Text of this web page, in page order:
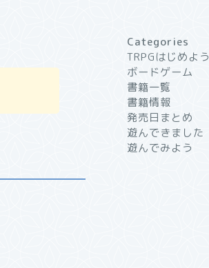
Categories
TRPGはじめよう
ボードゲーム
書籍一覧
書籍情報
発売日まとめ
遊んできました
遊んでみよう